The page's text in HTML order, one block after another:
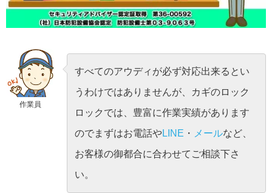
作業員
すべてのアウディが必ず対応出来るとい
うわけではありませんが、カギのロック
ロックでは、豊富に作業実績があります
のでまずはお電話やLINE ・ メールなど、
お客様の御都合に合わせてご相談下さ
い。